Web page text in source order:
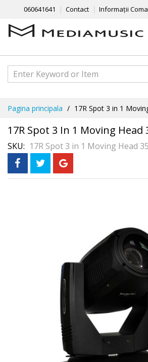
060641641 Contact Informații
Continut
Pagina principala 17R Spot 3 in 1
17R Spot 3 In 1 Moving Head
SKU 17R Spot 3 in 1 Moving Head